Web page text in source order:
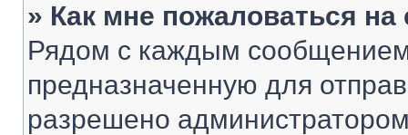
» Как мне пожаловаться
Рядом с каждым сообщением
предназначенную для
разрешено